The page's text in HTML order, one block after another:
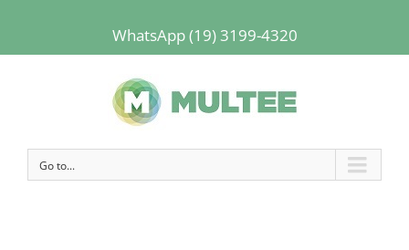
WhatsApp (19) 3199-4320
Go to...